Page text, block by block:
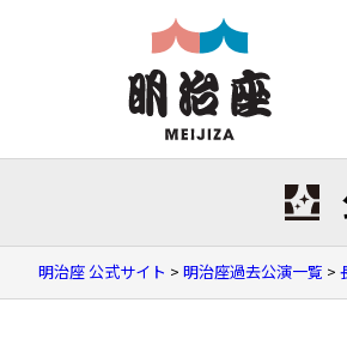
明治座 公式サイト > 明治座過去公演一覧 >